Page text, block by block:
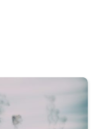
vazduha. Kako se